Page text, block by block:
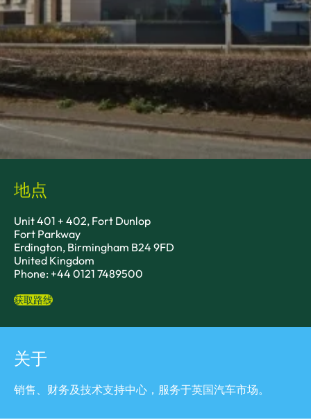
地点
Unit 401 + 402, Fort Dunlop
Fort Parkway
Erdington, Birmingham B24 9FD
United Kingdom
Phone: +44 0121 7489500
获取路线
关于
销售、财务及技术支持中心，服务于英国汽车市场。